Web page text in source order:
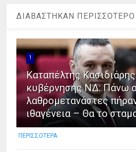
ΔΙΑΒΑΣΤΗΚΑΝ ΠΕΡΙΣΣΟΤΕΡΟ
1
Καταπέλτης
κυβέρνησης ΝΔ: Πάνω
λαθρομετανάστες
ιθαγένεια – Θα το
ΠΕΡΙΣΣΟΤΕΡΑ